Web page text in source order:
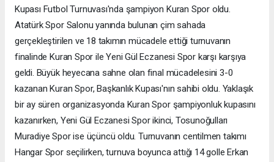
Kupası Futbol Turnuvası'nda şampiyon Kuran Spor oldu.
Atatürk Spor Salonu yanında bulunan çim sahada
gerçekleştirilen ve 18 takımın mücadele ettiği turnuvanın
finalinde Kuran Spor ile Yeni Gül Eczanesi Spor karşı karşıya
geldi. Büyük heyecana sahne olan final mücadelesini 3-0
kazanan Kuran Spor, Başkanlık Kupası'nın sahibi oldu. Yaklaşık
bir ay süren organizasyonda Kuran Spor şampiyonluk kupasını
kazanırken, Yeni Gül Eczanesi Spor ikinci, Tosunoğulları
Muradiye Spor ise üçüncü oldu. Turnuvanın centilmen takımı
Hangar Spor seçilirken, turnuva boyunca attığı 14 golle Erkan